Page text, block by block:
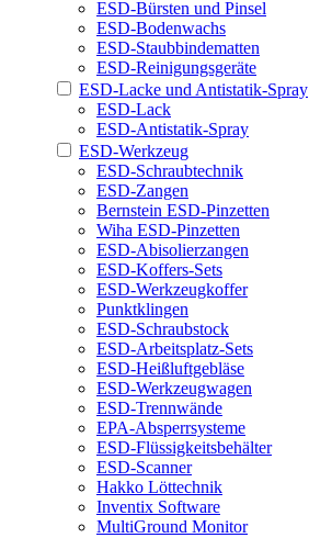
ESD-Bürsten und Pinsel
ESD-Bodenwachs
ESD-Staubbindematten
ESD-Reinigungsgeräte
ESD-Lacke und Antistatik-Spray
ESD-Lack
ESD-Antistatik-Spray
ESD-Werkzeug
ESD-Schraubtechnik
ESD-Zangen
Bernstein ESD-Pinzetten
Wiha ESD-Pinzetten
ESD-Abisolierzangen
ESD-Koffers-Sets
ESD-Werkzeugkoffer
Punktklingen
ESD-Schraubstock
ESD-Arbeitsplatz-Sets
ESD-Heißluftgebläse
ESD-Werkzeugwagen
ESD-Trennwände
EPA-Absperrsysteme
ESD-Flüssigkeitsbehälter
ESD-Scanner
Hakko Löttechnik
Inventix Software
MultiGround Monitor